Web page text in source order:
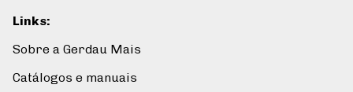
Links:
Sobre a Gerdau Mais
Catálogos e manuais